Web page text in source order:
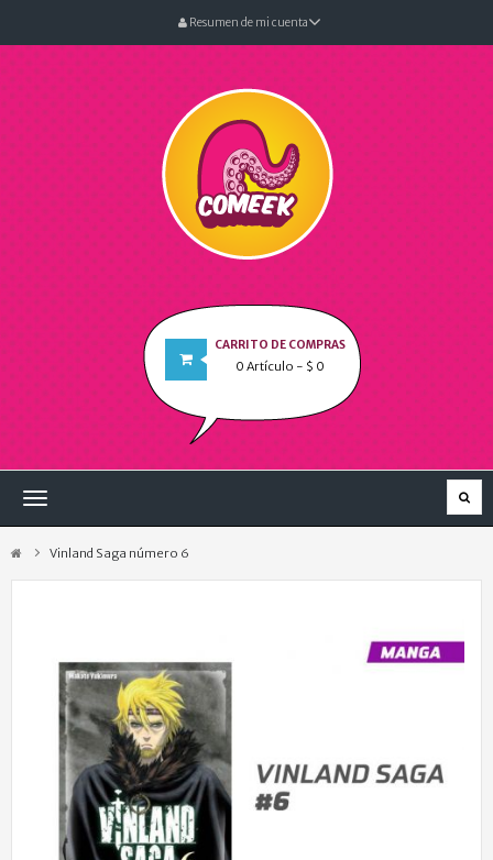
Resumen de mi cuenta
CARRITO DE COMPRAS
0 Artículo - $ 0
Navegación
Vinland Saga número 6